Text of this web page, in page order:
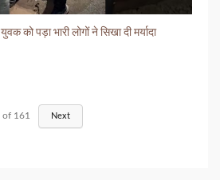
को पड़ा भारी लोगों ने सिखा दी मर्यादा
of 161 Next